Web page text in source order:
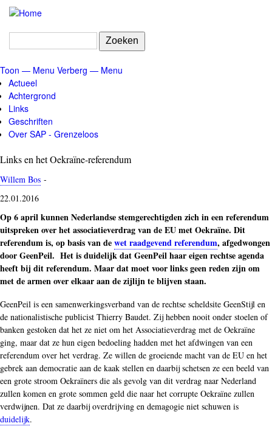
Overslaan
naar
gaan
Zoeken
Menu
Toon — Menu Verberg — Menu
Actueel
Achtergrond
Links
Geschriften
Over SAP - Grenzeloos
Links en het Oekraïne-referendum
Willem Bos -
22.01.2016
Op 6 april kunnen Nederlandse stemgerechtigden zich in een referendum
uitspreken over het associatieverdrag van de EU met Oekraïne. Dit
referendum is, op basis van dewet raadgevend referendum, afgedwongen
door GeenPeil. Het is duidelijk dat GeenPeil haar eigen rechtse agenda
heeft bij dit referendum. Maar dat moet voor links geen reden zijn om
met de armen over elkaar aan de zijlijn te blijven staan.
GeenPeil is een samenwerkingsverband van de rechtse scheldsite GeenStijl en
de nationalistische publicist Thierry Baudet. Zij hebben nooit onder stoelen of
banken gestoken dat het ze niet om het Associatieverdrag met de Oekraïne
ging, maar dat ze hun eigen bedoeling hadden met het afdwingen van een
referendum over het verdrag. Ze willen de groeiende macht van de EU en het
gebrek aan democratie aan de kaak stellen en daarbij schetsen ze een beeld van
een grote stroom Oekraïners die als gevolg van dit verdrag naar Nederland
zullen komen en grote sommen geld die naar het corrupte Oekraïne zullen
verdwijnen. Dat ze daarbij overdrijving en demagogie niet schuwen is
duidelijk.